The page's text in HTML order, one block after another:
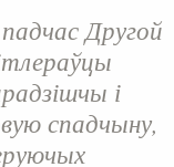
Другой
і
спадчыну,